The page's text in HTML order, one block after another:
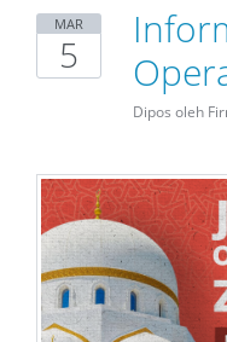
MAR
5
Dipos oleh